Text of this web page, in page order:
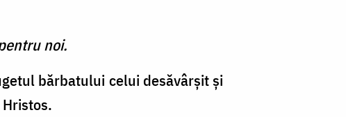
noi.
bărbatului celui desăvârşit şi